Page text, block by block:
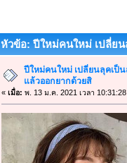
หัวข้อ: ปีใหม่คนใหม่ เปลี่ยน
ปีใหม่คนใหม่ เปลี่ยนลุคเป็
แล้วออกยากด้วยสิ
« เมื่อ: พ. 13 ม.ค. 2021 เวลา